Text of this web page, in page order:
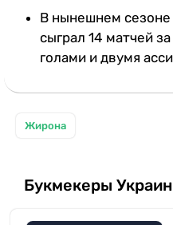
В нынешнем
сыграл 14 матчей
голами и двумя
Жирона
Букмекеры